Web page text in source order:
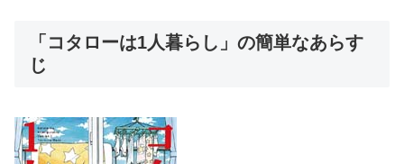
「コタローは1人暮らし」の簡単なあらす
じ